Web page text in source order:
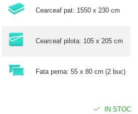
Cearceaf pat: 1550 x 230 cm
Cearceaf pilota: 105 x 205 cm
Fata perna: 55 x 80 cm (2 buc)
IN STOC